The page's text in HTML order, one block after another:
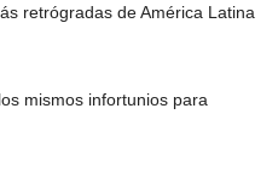
retrógradas de América Latina
mismos infortunios para